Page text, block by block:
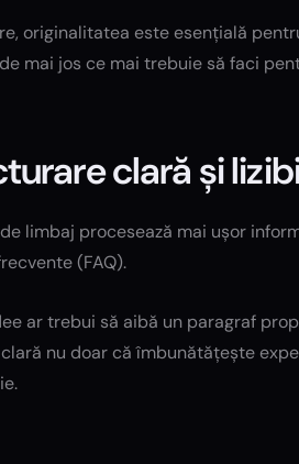
originalitatea este esențială
mai jos ce mai trebuie să faci
clară și
limbaj procesează mai ușor
(FAQ).
ar trebui să aibă un paragraf
nu doar că îmbunătățește